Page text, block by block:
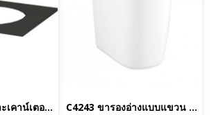
VT05201GP เฉพาะเคาน์เตอร์สำหรับอ่างกลม_60CM C4243 ขารองอ่างแบบแขวน รุ่น Serve S